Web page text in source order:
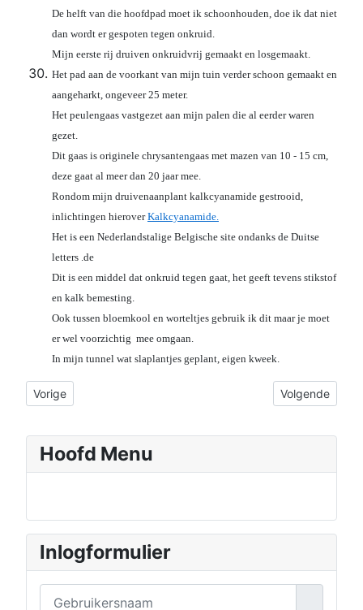
Hoofd Menu
Inlogformulier
De helft van die hoofdpad moet ik schoonhouden, doe ik dat niet
dan wordt er gespoten tegen onkruid.
Mijn eerste rij druiven onkruidvrij gemaakt en losgemaakt.
Het pad aan de voorkant van mijn tuin verder schoon gemaakt en
aangeharkt, ongeveer 25 meter.
Het peulengaas vastgezet aan mijn palen die al eerder waren
gezet.
Dit gaas is originele chrysantengaas met mazen van 10 - 15 cm,
deze gaat al meer dan 20 jaar mee.
Rondom mijn druivenaanplant kalkcyanamide gestrooid,
inlichtingen hieroverKalkcyanamide.
Het is een Nederlandstalige Belgische site ondanks de Duitse
letters .de
Dit is een middel dat onkruid tegen gaat, het geeft tevens stikstof
en kalk bemesting.
Ook tussen bloemkool en worteltjes gebruik ik dit maar je moet
er wel voorzichtig mee omgaan.
In mijn tunnel wat slaplantjes geplant, eigen kweek.
Vorig artikel: januari 2007
Vorige Volgende
Volgende